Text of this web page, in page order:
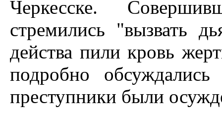
Черкесске.
стремились "вызвать
действа пили кровь
подробно
преступники были